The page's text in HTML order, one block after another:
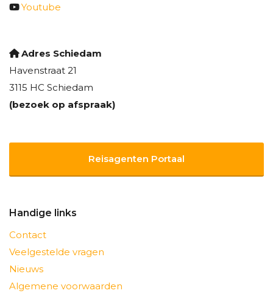
Youtube
Adres Schiedam
Havenstraat 21
3115 HC Schiedam
(bezoek op afspraak)
Reisagenten Portaal
Handige links
Contact
Veelgestelde vragen
Nieuws
Algemene voorwaarden